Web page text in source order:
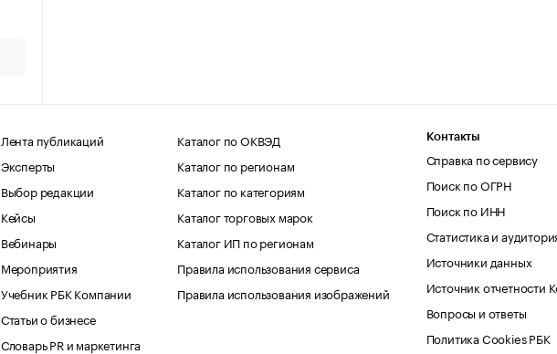
Лента публикаций
Эксперты
Выбор редакции
Кейсы
Вебинары
Мероприятия
Учебник РБК Компании
Статьи о бизнесе
Словарь PR и маркетинга
Каталог по ОКВЭД
Каталог по регионам
Каталог по категориям
Каталог торговых марок
Каталог ИП по регионам
Правила использования сервиса
Правила использования изображений
Контакты
Справка по сервису
Поиск по ОГРН
Поиск по ИНН
Статистика и
Источники данных
Источник отчетности
Вопросы и ответы
Политика Cookies РБК